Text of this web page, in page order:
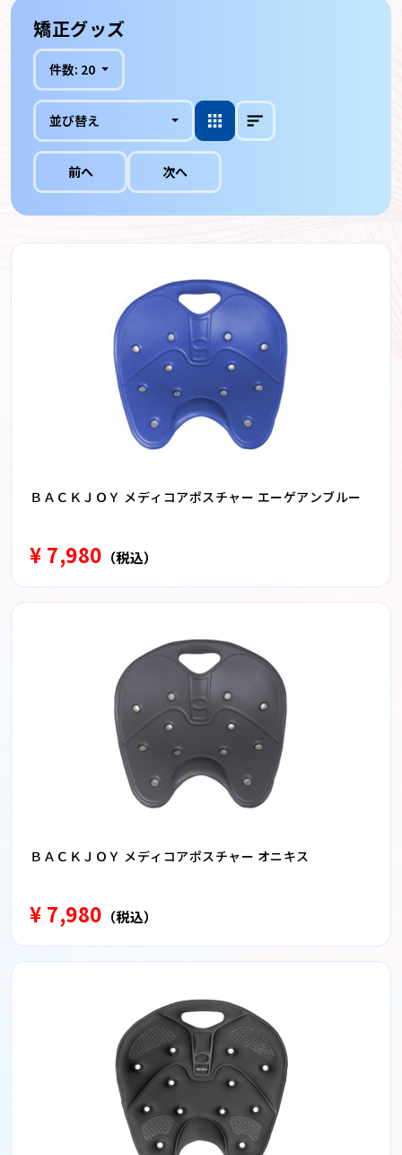
矯正グッズ
件数: 20
並び替え
前へ 次へ
ＢＡＣＫＪＯＹ メディコアポスチャー エーゲアンブルー
¥ 7,980 （税込）
ＢＡＣＫＪＯＹ メディコアポスチャー オニキス
¥ 7,980 （税込）